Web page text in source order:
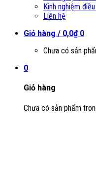
Kinh nghiệm
Liên hệ
Giỏ hàng / 0,0₫ 0
Chưa có sản
0
Giỏ hàng
Chưa có sản phẩm